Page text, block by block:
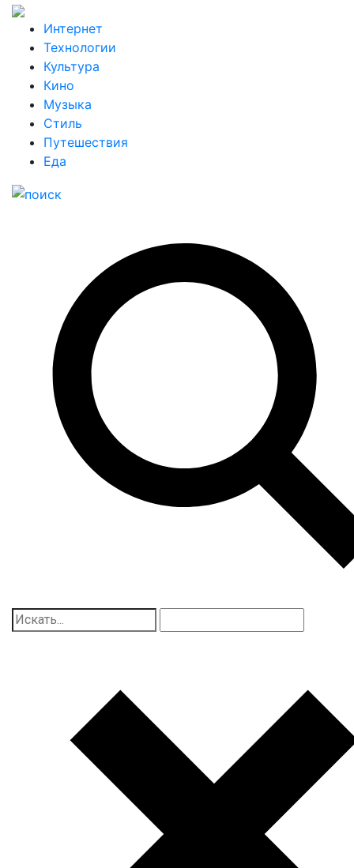
Интернет
Технологии
Культура
Кино
Музыка
Стиль
Путешествия
Еда